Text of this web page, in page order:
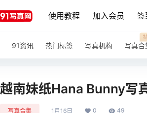
使用教程 加入会员 签
91资讯 热门标签 写真机构 写真合
越南妹纸Hana Bunny写
写真合集 1月16日 0 49